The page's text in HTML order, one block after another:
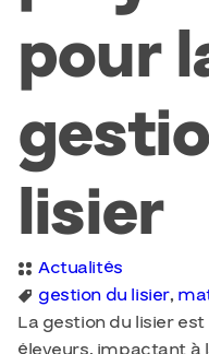
pour
lisier
Actualités
gestion du lisier,
La gestion du lisier